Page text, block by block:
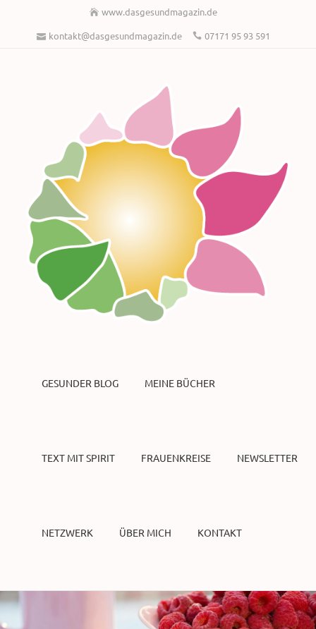
www.dasgesundmagazin.de
kontakt@dasgesundmagazin.de
07171 95 93 591
GESUNDER BLOG MEINE BÜCHER
TEXT MIT SPIRIT FRAUENKREISE NEWSLETTER
NETZWERK ÜBER MICH KONTAKT